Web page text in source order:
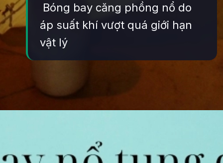
Bóng bay căng phồng nổ do
áp suất khí vượt quá giới hạn
vật lý